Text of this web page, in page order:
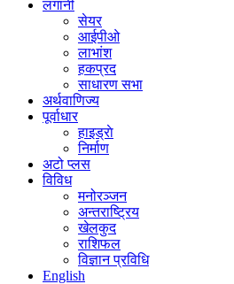
लगानी
सेयर
आईपीओ
लाभांश
हकप्रद
साधारण सभा
अर्थवाणिज्य
पूर्वाधार
हाइड्राे
निर्माण
अटो प्लस
विविध
मनोरञ्जन
अन्तराष्ट्रिय
खेलकुद
राशिफल
विज्ञान प्रविधि
English